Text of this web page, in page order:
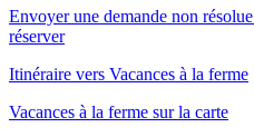
Envoyer une demande non résolue
réserver
Itinéraire vers Vacances à la ferme
Vacances à la ferme sur la carte